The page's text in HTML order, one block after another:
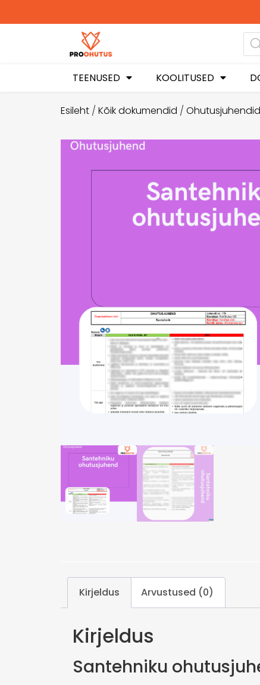
TEENUSED KOOLITUSED
Esileht / Kõik dokumendid / Ohutusjuhendid
Kirjeldus Arvustused (0)
Kirjeldus
Santehniku